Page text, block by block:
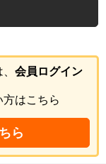
会員ログイン
はこちら
ら